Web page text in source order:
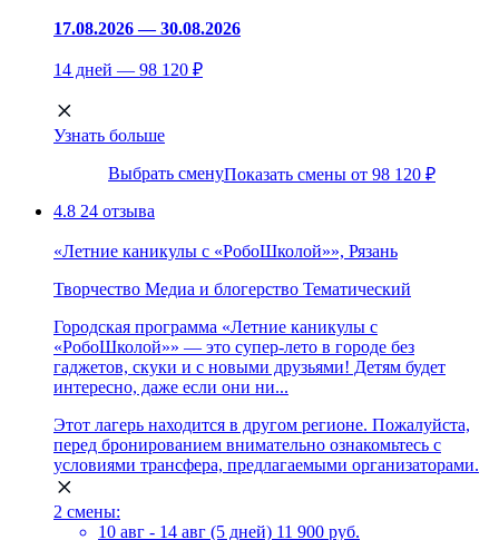
17.08.2026 — 30.08.2026
14 дней — 98 120 ₽
Узнать больше
Выбрать сменуПоказать смены от 98 120 ₽
4.8 24 отзыва
«Летние каникулы с «РобоШколой»», Рязань
Творчество Медиа и блогерство Тематический
Городская программа «Летние каникулы с
«РобоШколой»» — это супер-лето в городе без
гаджетов, скуки и с новыми друзьями! Детям будет
интересно, даже если они ни...
Этот лагерь находится в другом регионе. Пожалуйста,
перед бронированием внимательно ознакомьтесь с
условиями трансфера, предлагаемыми организаторами.
2 смены:
10 авг - 14 авг (5 дней) 11 900 руб.